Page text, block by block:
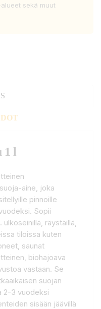
sekä muut
1 l
aine, joka
pinnoille
Sopii
räystäillä,
tiloissa kuten
saunat
biohajoava
vastaan. Se
suojan
2-3 vuodeksi
sisään jäävillä